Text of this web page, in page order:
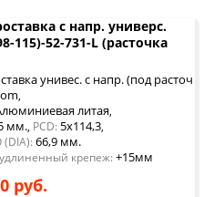
с напр. универс.
115)-52-731-L (расточка
унивес. с напр. (под расточку
,
литая,
мм., PCD: 5x114,3,
66,9 мм.
крепеж: +15мм
руб.